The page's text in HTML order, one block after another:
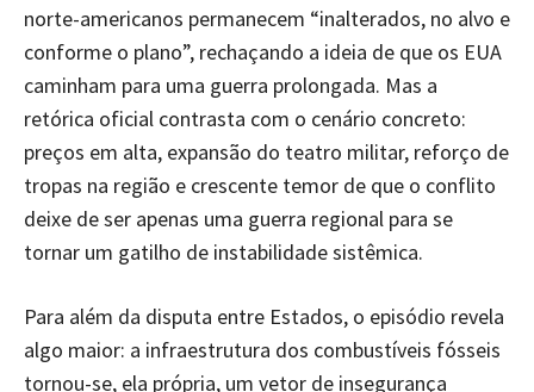
norte-americanos permanecem “inalterados, no alvo e
conforme o plano”, rechaçando a ideia de que os EUA
caminham para uma guerra prolongada. Mas a
retórica oficial contrasta com o cenário concreto:
preços em alta, expansão do teatro militar, reforço de
tropas na região e crescente temor de que o conflito
deixe de ser apenas uma guerra regional para se
tornar um gatilho de instabilidade sistêmica.
Para além da disputa entre Estados, o episódio revela
algo maior: a infraestrutura dos combustíveis fósseis
tornou-se, ela própria, um vetor de insegurança